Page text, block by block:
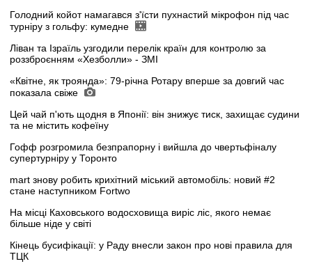
Голодний койот намагався з'їсти пухнастий мікрофон під час
турніру з гольфу: кумедне
Ліван та Ізраїль узгодили перелік країн для контролю за
роззброєнням «Хезболли» - ЗМІ
«Квітне, як троянда»: 79-річна Ротару вперше за довгий час
показала свіже
Цей чай п'ють щодня в Японії: він знижує тиск, захищає судини
та не містить кофеїну
Гофф розгромила безпрапорну і вийшла до чвертьфіналу
супертурніру у Торонто
mart знову робить крихітний міський автомобіль: новий #2
стане наступником Fortwo
На місці Каховського водосховища виріс ліс, якого немає
більше ніде у світі
Кінець бусифікації: у Раду внесли закон про нові правила для
ТЦК